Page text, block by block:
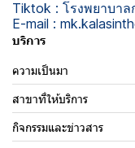
Tiktok : โรงพยาบา
E-mail :
บริการ
ความเป็นมา
สาขาที่ให้บริการ
กิจกรรมและข่าวสาร